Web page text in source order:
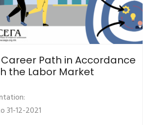
Path in Accordance
the Labor Market
31-12-2021